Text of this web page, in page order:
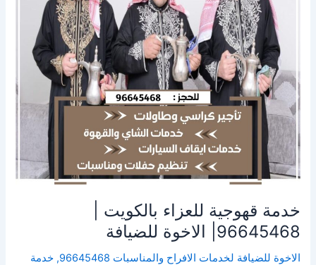
خدمة قهوجية للعزاء بالكويت |
96645468| الاخوة للضيافة
الاخوة للضيافة لخدمات الافراح والمناسبات 96645468 ,خدمة
الاخوة
للضيافة